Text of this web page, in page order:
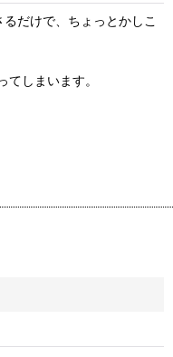
だけで、ちょっとかしこ
しまいます。